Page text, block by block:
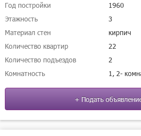
Год постройки
1960
Этажность
3
Материал стен
кирпич
Количество квартир
22
Количество подъездов
2
Комнатность
1, 2-
+ Подать